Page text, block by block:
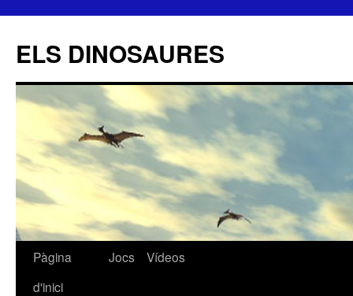
ELS DINOSAURES
Vés
Pàgina
d'inici
Jocs Vídeos